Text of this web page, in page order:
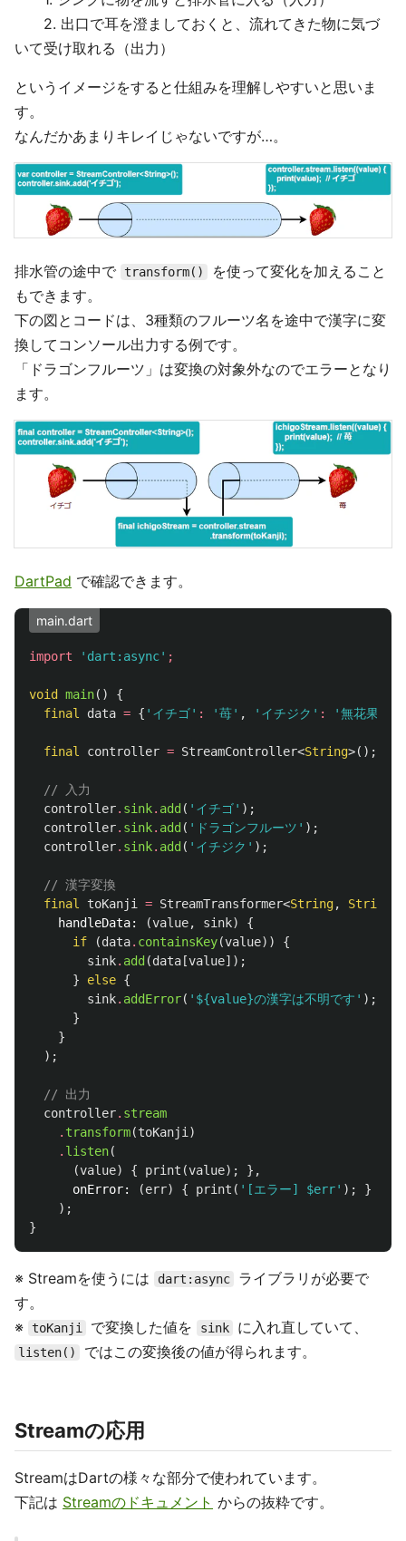
2. 出口で耳を澄ましておくと、流れてきた物に気づ
いて受け取れる（出力）
というイメージをすると仕組みを理解しやすいと思いま
す。
なんだかあまりキレイじゃないですが…。
排水管の途中で transform()
を使って変化を加えること
もできます。
下の図とコードは、3種類のフルーツ名を途中で漢字に変
換してコンソール出力する例です。
「ドラゴンフルーツ」は変換の対象外なのでエラーとなり
ます。
DartPad で確認できます。
main.dart
import 'dart:async' ;
void main()
{
final
data = { 'イチゴ' : '苺' , 'イチジク' : '無花果'
final controller = StreamController<String>();
// 入力
controller. sink. add ( 'イチゴ' );
controller. sink. add ( 'ドラゴンフルーツ' );
controller. sink. add ( 'イチジク' );
// 漢字変換
final
toKanji = StreamTransformer<String, String
handleData:
(value, sink)
{
if
(data. containsKey(value))
{
sink. add (data [value]);
}
else {
sink. addError( ' ${value}の漢字は不明です' );
}
}
);
// 出力
controller. stream
. transform(toKanji)
. listen(
(value) { print (value);
},
onError:
(err) { print ( '[エラー] $err' );
}
);
}
※ Streamを使うには dart:async
ライブラリが必要で
す。
※
toKanji で変換した値を sink に入れ直していて、
listen() ではこの変換後の値が得られます。
Streamの応用
StreamはDartの様々な部分で使われています。
下記は Streamのドキュメント からの抜粋です。